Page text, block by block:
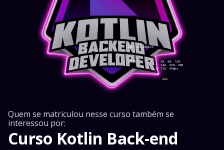
Quem se matriculou nesse curso também se
interessou por:
Curso Kotlin Back-end